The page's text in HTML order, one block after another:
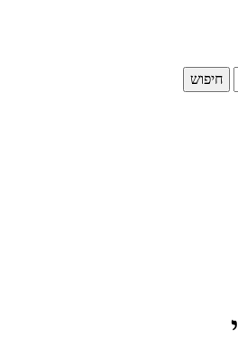
Lifestyle ✦